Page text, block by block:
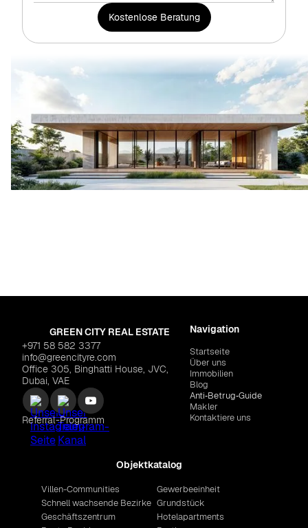
GREEN CITY REAL ESTATE
+971 58 582 3377
info@greencityre.com
Office 305, Binghatti House, JVC,
Dubai, VAE
Referral-Programm
Navigation
Startseite
Über uns
Immobilien
Blog
Anti‑Betrug‑Guide
Makler
Kontaktiere uns
Objektkatalog
Villen-Communities
Schnell wachsende Bezirke
Geschäftszentrum
Gewerbeeinheit
Grundstück
Hotelapartments